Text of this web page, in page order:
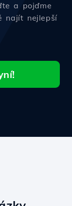
a pojďme
najít nejlepší